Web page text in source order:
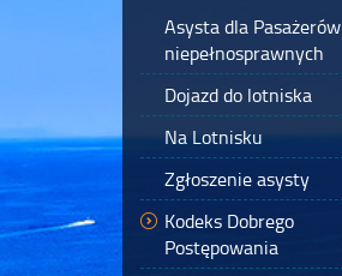
Asysta dla Pasażerów
niepełnosprawnych
Dojazd do lotniska
Na Lotnisku
Zgłoszenie asysty
Kodeks Dobrego
Postępowania